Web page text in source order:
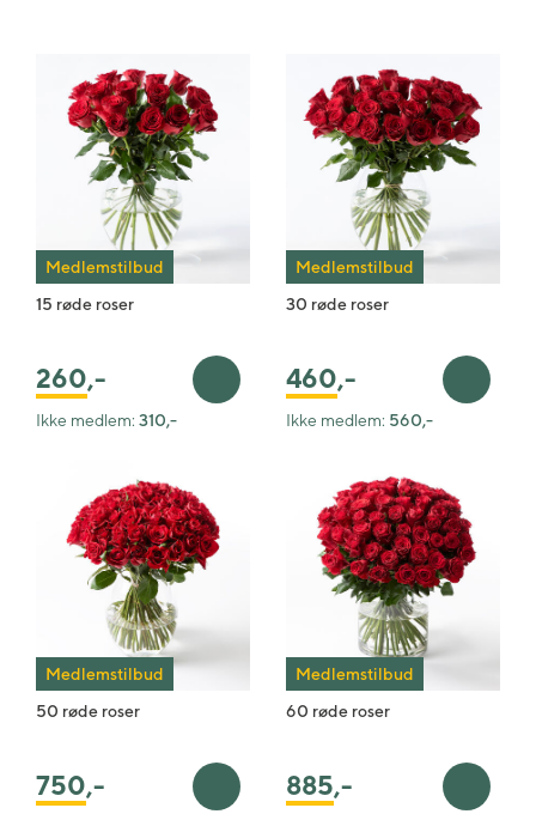
Medlemstilbud
15 røde roser
260,- Legg i handlekurv
Ikke medlem: 310,-
Medlemstilbud
30 røde roser
460,- Legg i
Ikke medlem: 560,-
Medlemstilbud
50 røde roser
750,- Legg i handlekurv
Medlemstilbud
60 røde roser
885,- Legg i